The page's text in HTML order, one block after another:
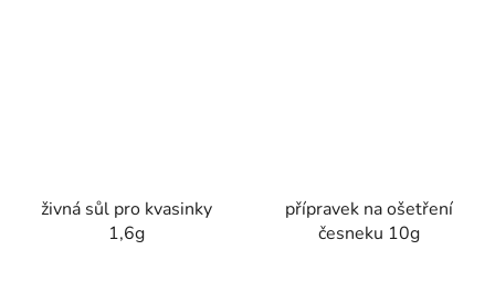
živná sůl pro kvasinky
1,6g
přípravek na ošetření
česneku 10g